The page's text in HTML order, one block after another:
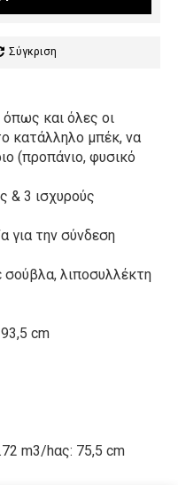
Σύγκριση
όπως και όλες οι
κατάλληλο μπέκ, να
(προπάνιο, φυσικό
& 3 ισχυρούς
για την σύνδεση
σούβλα, λιποσυλλέκτη
cm
m3/hας: 75,5 cm